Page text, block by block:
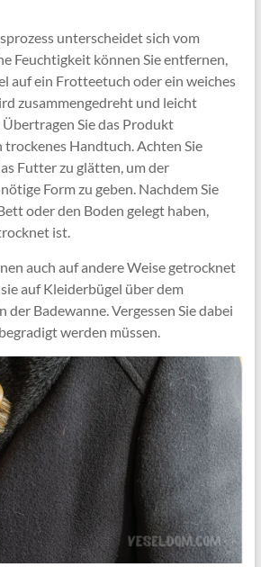
unterscheidet sich vom
Feuchtigkeit können Sie entfernen,
auf ein Frotteetuch oder ein weiches
zusammengedreht und leicht
Sie das Produkt
trockenes Handtuch. Achten Sie
Futter zu glätten, um der
Form zu geben. Nachdem Sie
oder den Boden gelegt haben,
ist.
auch auf andere Weise getrocknet
auf Kleiderbügel über dem
der Badewanne. Vergessen Sie dabei
werden müssen.